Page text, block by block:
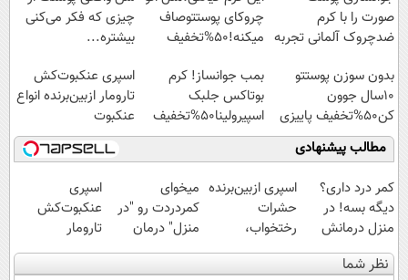
صورت را با کرم
ضدچروک آلمانی تجربه
چروکای پوستتوصاف
میکنه!50%تخفیف
چیزی که فکر می‌کنی
بیشتره...
بدون سوزن پوستتو
10سال جوون
کن50%تخفیف پاییزی
بمب جوانساز! کرم
بوتاکس جلبک
اسپیرولینا50%تخفیف
اسپری عنکبوت‌‌کش
تارومار ازبین‌برنده انواع
عنکبوت
مطالب پیشنهادی
کمر درد داری؟
دیگه بسه! در
منزل درمانش
کن
(◀پرسش‌نامه)
اسپری ازبین‌برنده
حشرات
رختخواب،
مناسب برای
میخوای
کمردردت رو "در
منزل" درمان
کنی؟ (◂فیلم +
اسپری
عنکبوت‌‌کش
تارومار
ازبین‌برنده انواع
نظر شما